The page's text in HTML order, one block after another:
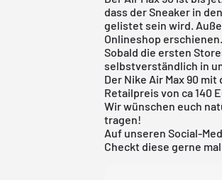
dass der Sneaker in
gelistet sein wird.
Onlineshop erschienen.
Sobald die ersten
selbstverständlich in
Der Nike Air Max 90
Retailpreis von ca 140
Wir wünschen euch
tragen!
Auf unseren Social-
Checkt diese gerne